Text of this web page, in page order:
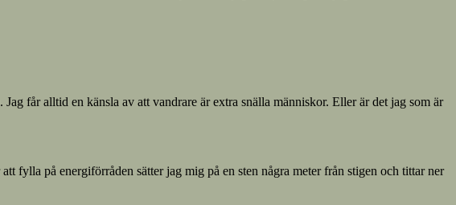
får alltid en känsla av att vandrare är extra snälla människor. Eller är det jag som är
fylla på energiförråden sätter jag mig på en sten några meter från stigen och tittar ner